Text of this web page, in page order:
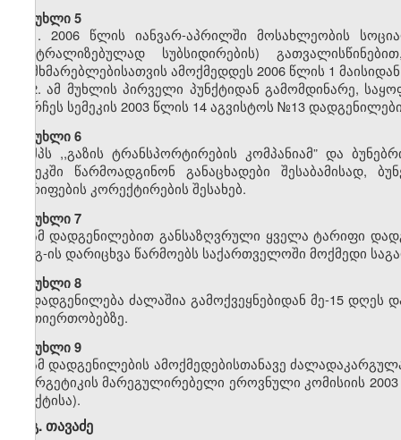
მუხლი 5
1. 2006 წლის იანვარ-აპრილში მოსახლეობის
ცენტრალიზებულად სუბსიდირების)
მომხმარებლებისათვის ამოქმედდეს 2006 წლის 1
2. ამ მუხლის პირველი პუნქტიდან გამომდინარე,
დარჩეს სემეკის 2003 წლის 14 აგვისტოს №13
მუხლი 6
შპს ,,გაზის ტრანსპორტირების კომპანიამ” და
სემეკში წარმოადგინონ განაცხადები შესაბამისად,
ტარიფების კორექტირების შესახებ.
მუხლი 7
ამ დადგენილებით განსაზღვრული ყველა ტარიფი
დღგ-ის დარიცხვა წარმოებს საქართველოში მოქმედი
მუხლი 8
დადგენილება ძალაშია გამოქვეყნებიდან მე-15
ურთიერთობებზე.
მუხლი 9
ამ დადგენილების ამოქმედებისთანავე
ენერგეტიკის მარეგულირებელი ეროვნული კომისიის
პუნქტისა).
გ. თავაძე